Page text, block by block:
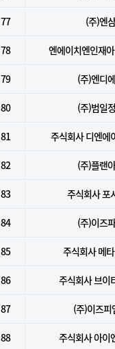
77 (주)엔삼
78 엔에이치엔인재
79 (주)엔디
80 (주)범일
81 주식회사 디엔에
82 (주)플랜
83 주식회사 포
84 (주)이즈
85 주식회사 메
86 주식회사 브이
87 (주)이즈피
88 주식회사 아이